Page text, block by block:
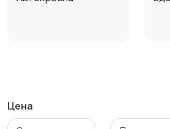
Цена